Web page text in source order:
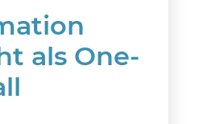
als One-